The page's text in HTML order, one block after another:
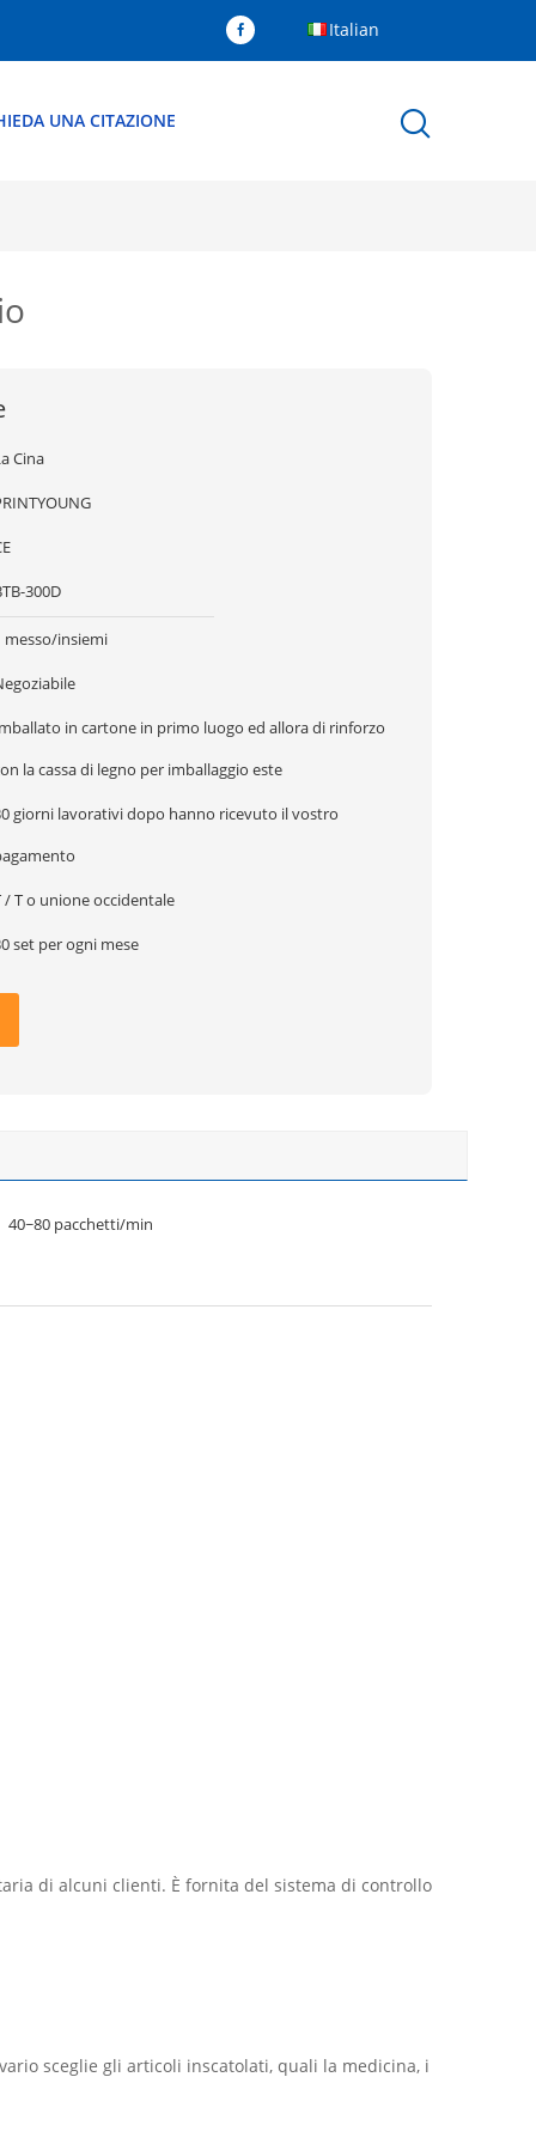
Italian
UNA CITAZIONE
Cina
300D
messo/insiemi
in cartone in primo luogo ed allora di rinforzo
la cassa di legno per imballaggio este
giorni lavorativi dopo hanno ricevuto il vostro
/ T o unione occidentale
set per ogni mese
40~80 pacchetti/min
di alcuni clienti. È fornita del sistema di controllo
sceglie gli articoli inscatolati, quali la medicina, i